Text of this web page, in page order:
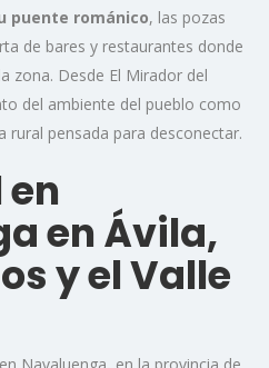
puente románico, las pozas
de bares y restaurantes donde
zona. Desde El Mirador del
del ambiente del pueblo como
rural pensada para desconectar.
en Ávila,
y el Valle
Navaluenga, en la provincia de